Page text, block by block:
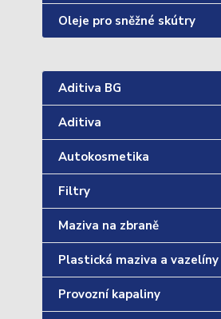
Oleje pro sněžné skútry
Aditiva BG
Aditiva
Autokosmetika
Filtry
Maziva na zbraně
Plastická maziva a vazelíny
Provozní kapaliny